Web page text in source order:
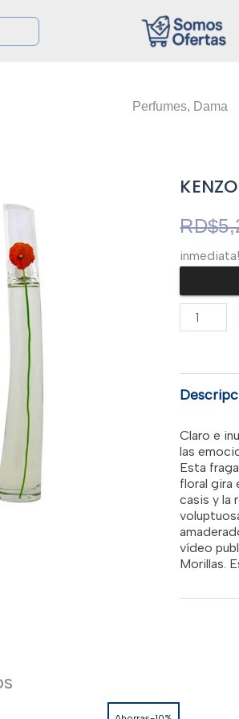
Perfumes, Dama
RD$
inmediata!
KENZO
“FLOWER”
3.4OZ
WOMEN
cantidad
Claro e
las
Esta
floral gira
casis y la
vídeo
Morillas.